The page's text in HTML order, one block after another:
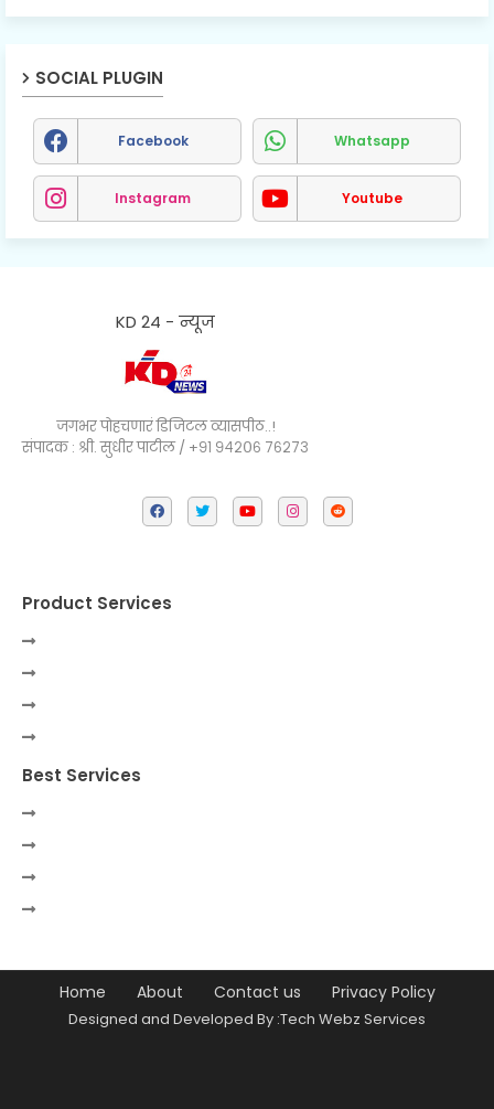
SOCIAL PLUGIN
Facebook Whatsapp
Instagram Youtube
KD 24 - न्यूज
जगभर पोहचणारं डिजिटल व्यासपीठ..!
संपादक : श्री. सुधीर पाटील / +९१ ९४२०६ ७६२७३
Product Services
Best Services
Home About Contact us Privacy Policy
Designed and Developed By :Tech Webz Services